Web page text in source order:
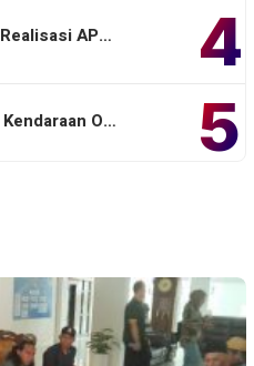
4
AP…
5
O…